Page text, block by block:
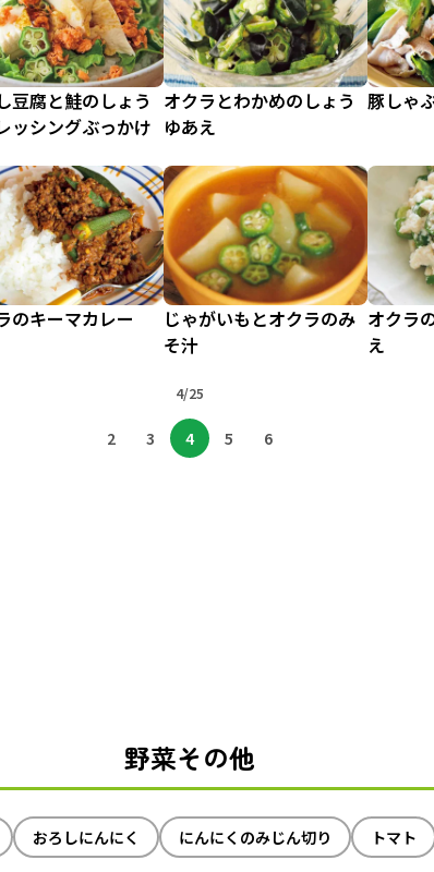
豆腐と鮭のしょう
ッシングぶっかけ
オクラとわかめのしょう
ゆあえ
豚しゃ
のキーマカレー
じゃがいもとオクラのみ
そ汁
オクラ
え
4/25
2 3 4 5 6
野菜その他
おろしにんにく にんにくのみじん切り トマト